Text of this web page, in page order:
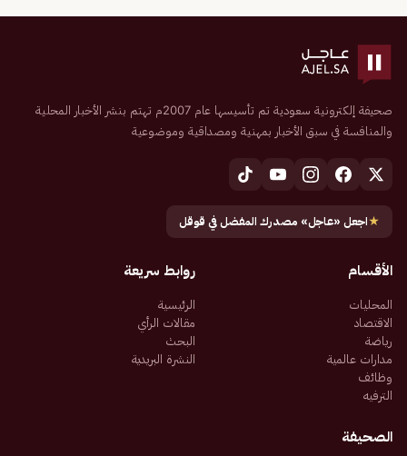
صحيفة إلكترونية سعودية تم تأسيسها عام 2007م تهتم بنشر الأخبار المحلية
والمنافسة في سبق الأخبار بمهنية ومصداقية وموضوعية
★اجعل «عاجل» مصدرك المفضل في قوقل
الأقسام
المحليات
الاقتصاد
رياضة
مدارات عالمية
وظائف
الترفيه
روابط سريعة
الرئيسية
مقالات الرأي
البحث
النشرة البريدية
الصحيفة